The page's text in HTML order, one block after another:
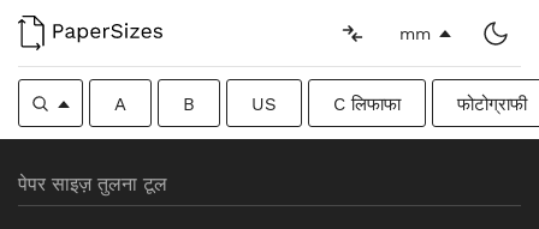
mm
A B US C लिफाफा फोटोग्राफी
पेपर साइज़ तुलना टूल